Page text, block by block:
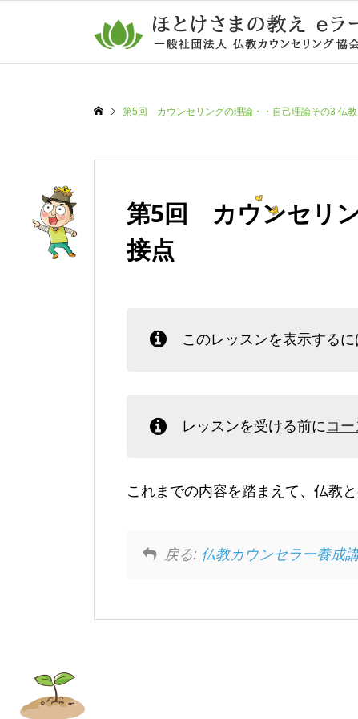
第5回 カウンセリングの理論・・自己理論その3 仏
第5回 カウンセリ
接点
このレッスンを表示する
レッスンを受ける前にコ
これまでの内容を踏まえて、仏教
戻る: 仏教カウンセラー養成